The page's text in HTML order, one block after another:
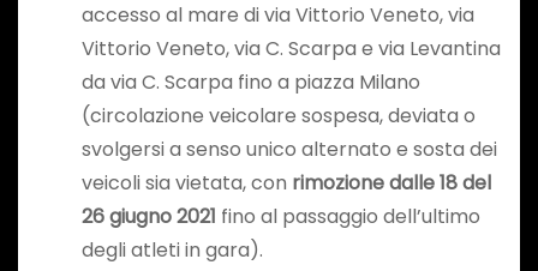
accesso al mare di via Vittorio Veneto, via
Vittorio Veneto, via C. Scarpa e via Levantina
da via C. Scarpa fino a piazza Milano
(circolazione veicolare sospesa, deviata o
svolgersi a senso unico alternato e sosta dei
veicoli sia vietata, con rimozione dalle 18 del
26 giugno 2021 fino al passaggio dell’ultimo
degli atleti in gara).